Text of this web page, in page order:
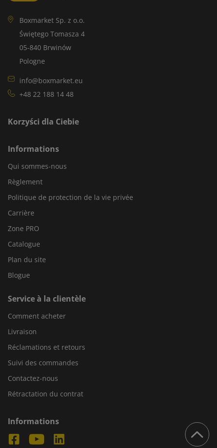
Boxmarket Sp. z o.o.
Świętego Tomasza 4
05-840 Brwinów
Pologne
info@boxmarket.eu
+48 22 188 14 48
Korzyści dla Ciebie
Informations
Qui sommes-nous
Règlement
Politique de protection de la vie privée
Carrière
Zone PRO
Catalogue
Plan du site
Blogue
Service à la clientèle
Comment acheter
Livraison
Réclamations et retours
Suivi des commandes
Contactez-nous
Rétractation du contrat
Informations